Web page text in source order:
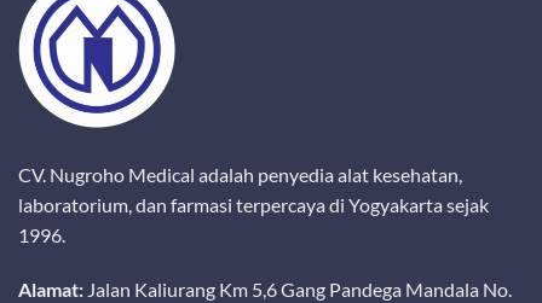
CV. Nugroho Medical adalah penyedia alat kesehatan,
laboratorium, dan farmasi terpercaya di Yogyakarta sejak
1996.
Alamat: Jalan Kaliurang Km 5,6 Gang Pandega Mandala No.